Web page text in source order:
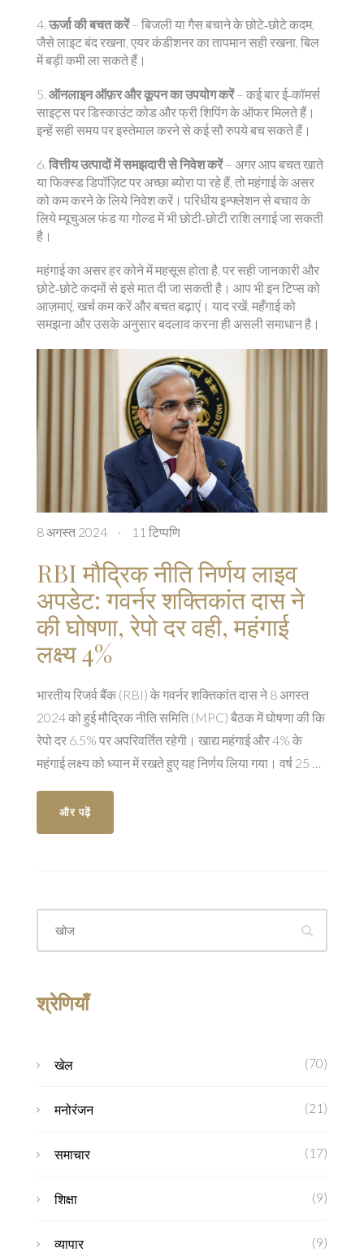
4. ऊर्जा की बचत करें– बिजली या गैस बचाने के छोटे‑छोटे कदम,
जैसे लाइट बंद रखना, एयर कंडीशनर का तापमान सही रखना, बिल
में बड़ी कमी ला सकते हैं।
5. ऑनलाइन ऑफ़र और कूपन का उपयोग करें– कई बार ई‑कॉमर्स
साइट्स पर डिस्काउंट कोड और फ्री शिपिंग के ऑफर मिलते हैं।
इन्हें सही समय पर इस्तेमाल करने से कई सौ रुपये बच सकते हैं।
6. वित्तीय उत्पादों में समझदारी से निवेश करें– अगर आप बचत खाते
या फिक्स्ड डिपॉज़िट पर अच्छा ब्योरा पा रहे हैं, तो महंगाई के असर
को कम करने के लिये निवेश करें। परिधीय इन्फ्लेशन से बचाव के
लिये म्यूचुअल फंड या गोल्ड में भी छोटी‑छोटी राशि लगाई जा सकती
है।
महंगाई का असर हर कोने में महसूस होता है, पर सही जानकारी और
छोटे‑छोटे कदमों से इसे मात दी जा सकती है। आप भी इन टिप्स को
आज़माएं, खर्च कम करें और बचत बढ़ाएं। याद रखें, महँगाई को
समझना और उसके अनुसार बदलाव करना ही असली समाधान है।
8 अगस्त 2024 · 11 टिप्पणि
RBI मौद्रिक नीति निर्णय लाइव
अपडेट: गवर्नर शक्तिकांत दास ने
की घोषणा, रेपो दर वही, महंगाई
लक्ष्य 4%
भारतीय रिजर्व बैंक (RBI) के गवर्नर शक्तिकांत दास ने 8 अगस्त
2024 को हुई मौद्रिक नीति समिति (MPC) बैठक में घोषणा की कि
रेपो दर 6.5% पर अपरिवर्तित रहेगी। खाद्य महंगाई और 4% के
महंगाई लक्ष्य को ध्यान में रखते हुए यह निर्णय लिया गया। वर्ष 25 की
जोखिम को देखते हुए प्रतिबद्धता जताई है।
और पढ़ें
श्रेणियाँ
खेल (70)
मनोरंजन (21)
समाचार (17)
शिक्षा (9)
व्यापार (9)